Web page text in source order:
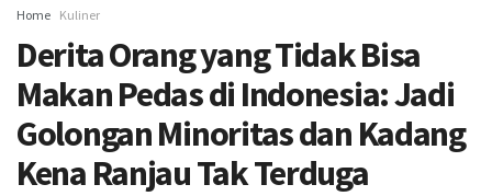
Home Kuliner
Derita Orang yang Tidak Bisa
Makan Pedas di Indonesia: Jadi
Golongan Minoritas dan Kadang
Kena Ranjau Tak Terduga